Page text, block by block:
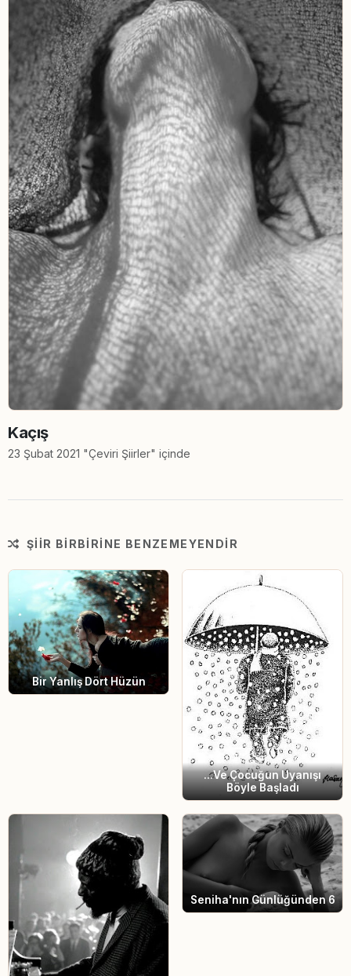
Kaçış
23 Şubat 2021 "Çeviri Şiirler" içinde
ŞIIR BIRBIRINE BENZEMEYENDIR
Bir Yanlış Dört Hüzün
...Ve Çocuğun Uyanışı
Böyle Başladı
Seniha'nın Günlüğünden 6